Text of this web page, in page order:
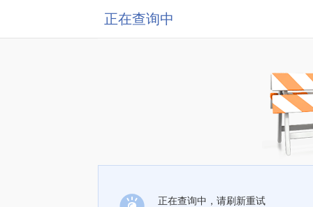
正在查询中
正在查询中，请刷新重试